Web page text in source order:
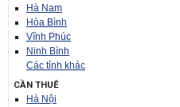
Hà Nam
Hòa Bình
Vĩnh Phúc
Ninh Bình
Các tỉnh khác
CẦN THUÊ
Hà Nội